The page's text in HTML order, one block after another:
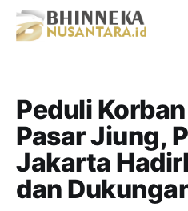
Peduli
Pasar Jiung,
Jakarta
dan